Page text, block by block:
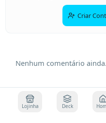
Criar
Nenhum comentário
Lojinha Deck